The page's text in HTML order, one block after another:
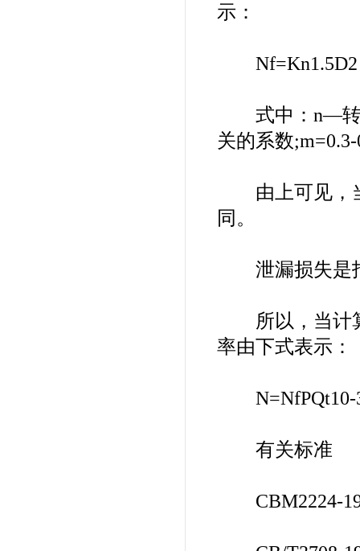
示：
Nf=Kn1.5D2
式中：n—转
关的系数
由上可见，当
同。
泄漏损失是指
所以，当计算
率由下式表示：
N=NfPQt10-
有关标准
CBM2224-